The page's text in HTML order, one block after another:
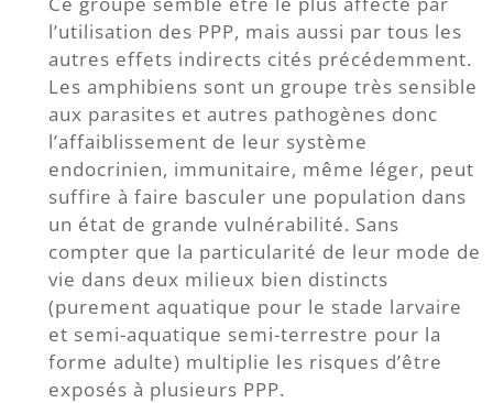
l’utilisation des PPP, mais aussi par tous les
autres effets indirects cités précédemment.
Les amphibiens sont un groupe très sensible
aux parasites et autres pathogènes donc
l’affaiblissement de leur système
endocrinien, immunitaire, même léger, peut
suffire à faire basculer une population dans
un état de grande vulnérabilité. Sans
compter que la particularité de leur mode de
vie dans deux milieux bien distincts
(purement aquatique pour le stade larvaire
et semi-aquatique semi-terrestre pour la
forme adulte) multiplie les risques d’être
exposés à plusieurs PPP.